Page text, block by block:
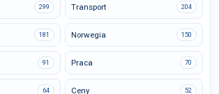
299 Transport 204
181 Norwegia 150
91 Praca 70
64 Ceny 52